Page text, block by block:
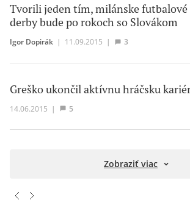
Tvorili jeden tím, milánske futbalové
derby bude po rokoch so Slovákom
Igor Dopirák | 11.09.2015 | 3
Greško ukončil aktívnu hráčsku
14.06.2015 | 5
Zobraziť viac